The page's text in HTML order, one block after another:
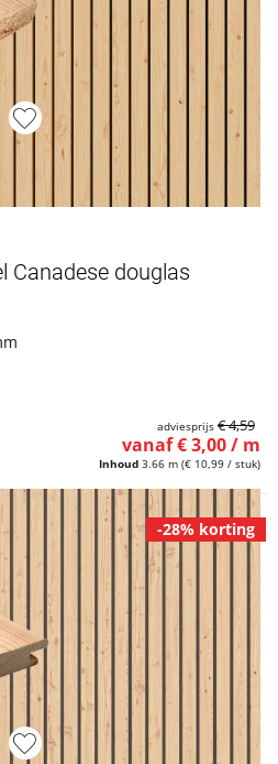
Canadese douglas
Inhoud 3.66 m (€ 10,99 / stuk)
vanaf € 3,00 / m
adviesprijs € 4,59
-28% korting